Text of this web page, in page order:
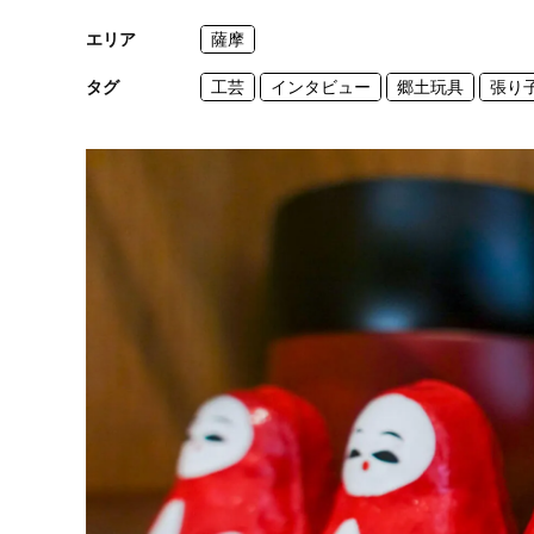
エリア 薩摩
タグ 工芸 インタビュー 郷土玩具 張り